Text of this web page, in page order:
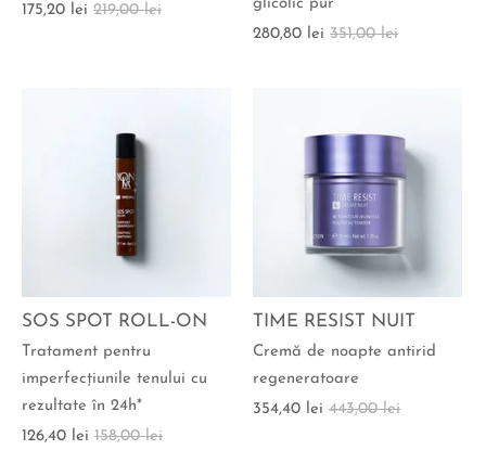
175,20 lei 219,00 lei
glicolic pur
280,80 lei 351,00 lei
SOS SPOT ROLL-ON
Tratament pentru
imperfecţiunile tenului cu
rezultate în 24h*
126,40 lei 158,00 lei
TIME RESIST NUIT
Cremă de noapte antirid
regeneratoare
354,40 lei 443,00 lei